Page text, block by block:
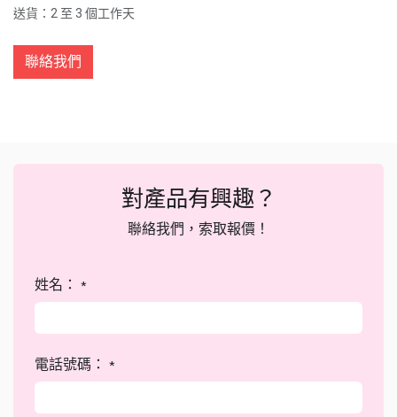
送貨：2 至 3 個工作天
聯絡我們
對產品有興趣？
聯絡我們，索取報價！
姓名： *
電話號碼： *